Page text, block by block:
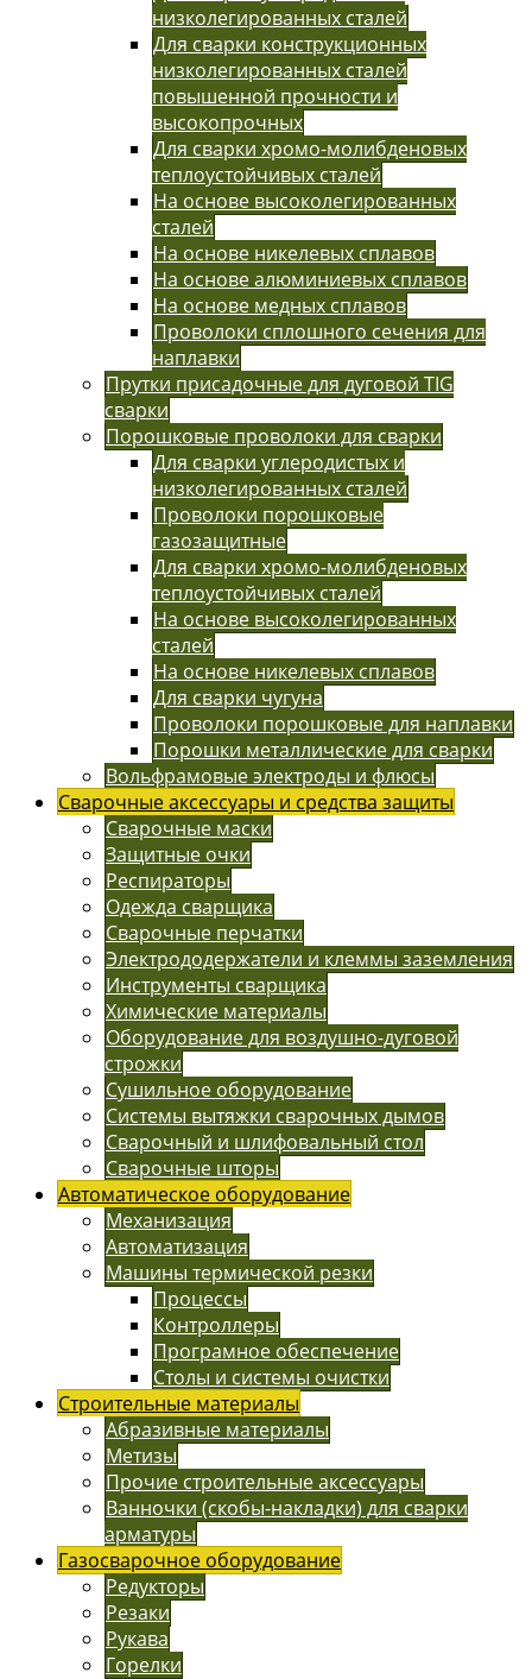
низколегированных сталей
Для сварки конструкционных
низколегированных сталей
повышенной прочности и
высокопрочных
Для сварки хромо-молибденовых
теплоустойчивых сталей
На основе высоколегированных
сталей
На основе никелевых сплавов
На основе алюминиевых сплавов
На основе медных сплавов
Проволоки сплошного сечения для
наплавки
Прутки присадочные для дуговой TIG
сварки
Порошковые проволоки для сварки
Для сварки углеродистых и
низколегированных сталей
Проволоки порошковые
газозащитные
Для сварки хромо-молибденовых
теплоустойчивых сталей
На основе высоколегированных
сталей
На основе никелевых сплавов
Для сварки чугуна
Проволоки порошковые для наплавки
Порошки металлические для сварки
Вольфрамовые электроды и флюсы
Сварочные аксессуары и средства защиты
Сварочные маски
Защитные очки
Респираторы
Одежда сварщика
Сварочные перчатки
Электрододержатели и клеммы заземления
Инструменты сварщика
Химические материалы
Оборудование для воздушно-дуговой
строжки
Сушильное оборудование
Системы вытяжки сварочных дымов
Сварочный и шлифовальный стол
Сварочные шторы
Автоматическое оборудование
Механизация
Автоматизация
Машины термической резки
Процессы
Контроллеры
Програмное обеспечение
Столы и системы очистки
Строительные материалы
Абразивные материалы
Метизы
Прочие строительные аксессуары
Ванночки (скобы-накладки) для сварки
арматуры
Газосварочное оборудование
Редукторы
Резаки
Рукава
Горелки